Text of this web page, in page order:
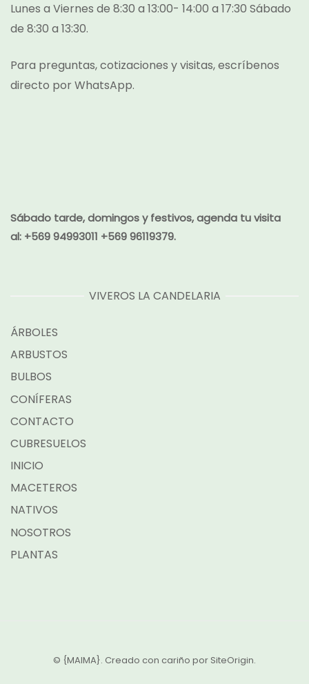
Lunes a Viernes de 8:30 a 13:00- 14:00 a 17:30 Sábado
de 8:30 a 13:30.
Para preguntas, cotizaciones y visitas, escríbenos
directo porWhatsApp.
Sábado tarde, domingos y festivos, agenda tu visita
al: +569 94993011 +569 96119379.
VIVEROS LA CANDELARIA
ÁRBOLES
ARBUSTOS
BULBOS
CONÍFERAS
CONTACTO
CUBRESUELOS
INICIO
MACETEROS
NATIVOS
NOSOTROS
PLANTAS
© {MAIMA}. Creado con cariño por SiteOrigin.